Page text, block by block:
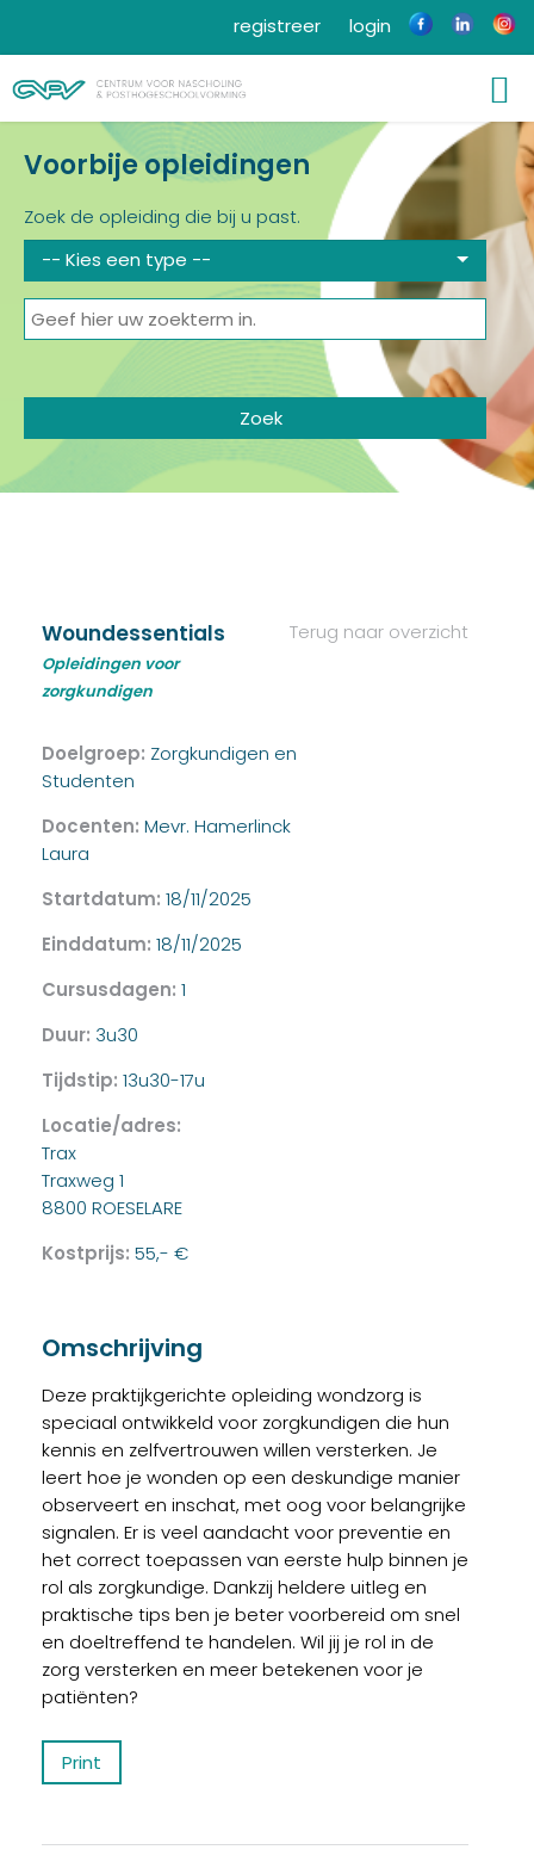
login
registreer
Voorbije opleidingen
Zoek de opleiding die bij u past.
-- Kies een type --
Terug naar overzicht
Woundessentials
Opleidingen voor
zorgkundigen
Doelgroep: Zorgkundigen en
Studenten
Docenten: Mevr. Hamerlinck
Laura
Startdatum: 18/11/2025
Einddatum: 18/11/2025
Cursusdagen: 1
Duur: 3u30
Tijdstip: 13u30-17u
Locatie/adres:
Trax
Traxweg 1
8800 ROESELARE
Kostprijs: 55,- €
Omschrijving
Deze praktijkgerichte opleiding wondzorg is
speciaal ontwikkeld voor zorgkundigen die hun
kennis en zelfvertrouwen willen versterken. Je
leert hoe je wonden op een deskundige manier
observeert en inschat, met oog voor belangrijke
signalen. Er is veel aandacht voor preventie en
het correct toepassen van eerste hulp binnen je
rol als zorgkundige. Dankzij heldere uitleg en
praktische tips ben je beter voorbereid om snel
en doeltreffend te handelen. Wil jij je rol in de
zorg versterken en meer betekenen voor je
patiënten?
Print